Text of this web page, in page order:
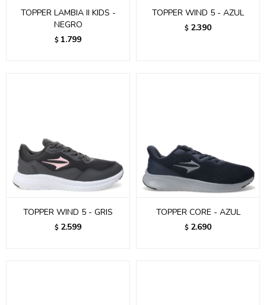
TOPPER LAMBIA II KIDS -
NEGRO
$ 1.799
TOPPER WIND 5 - AZUL
$ 2.390
TOPPER WIND 5 - GRIS
$ 2.599
TOPPER CORE - AZUL
$ 2.690